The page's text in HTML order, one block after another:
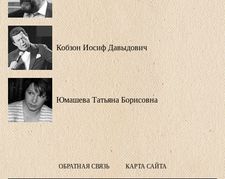
Кобзон Иосиф Давыдович
Юмашева Татьяна Борисовна
ОБРАТНАЯ СВЯЗЬ КАРТА САЙТА